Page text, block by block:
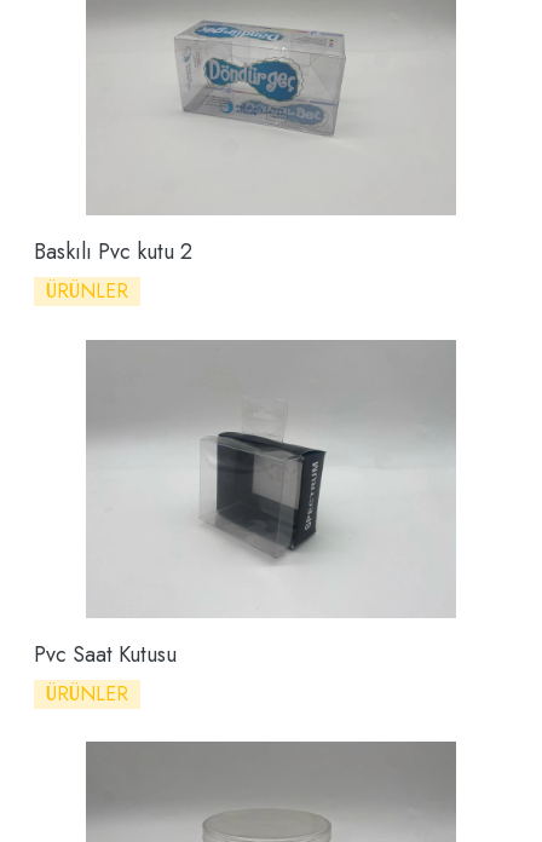
Baskılı Pvc kutu 2
ÜRÜNLER
Pvc Saat Kutusu
ÜRÜNLER